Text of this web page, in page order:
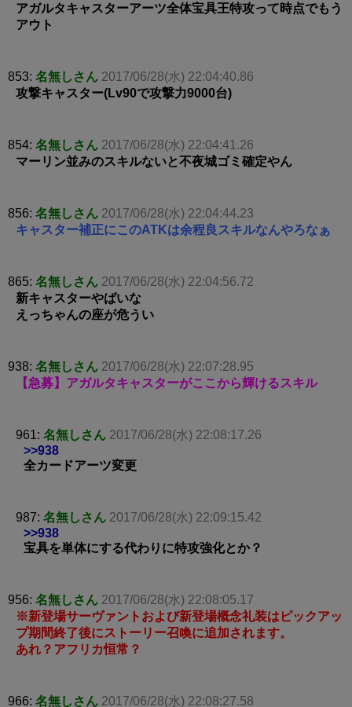
アガルタキャスターアーツ全体宝具王特攻って時点でもう
アウト
853: 名無しさん 2017/06/28(水) 22:04:40.86
攻撃キャスター(Lv90で攻撃力9000台)
854: 名無しさん 2017/06/28(水) 22:04:41.26
マーリン並みのスキルないと不夜城ゴミ確定やん
856: 名無しさん 2017/06/28(水) 22:04:44.23
キャスター補正にこのATKは余程良スキルなんやろなぁ
865: 名無しさん 2017/06/28(水) 22:04:56.72
新キャスターやばいな
えっちゃんの座が危うい
938: 名無しさん 2017/06/28(水) 22:07:28.95
【急募】アガルタキャスターがここから輝けるスキル
961: 名無しさん 2017/06/28(水) 22:08:17.26
>>938
全カードアーツ変更
987: 名無しさん 2017/06/28(水) 22:09:15.42
>>938
宝具を単体にする代わりに特攻強化とか？
956: 名無しさん 2017/06/28(水) 22:08:05.17
※新登場サーヴァントおよび新登場概念礼装はピックアッ
プ期間終了後にストーリー召喚に追加されます。
あれ？アフリカ恒常？
966: 名無しさん 2017/06/28(水) 22:08:27.58